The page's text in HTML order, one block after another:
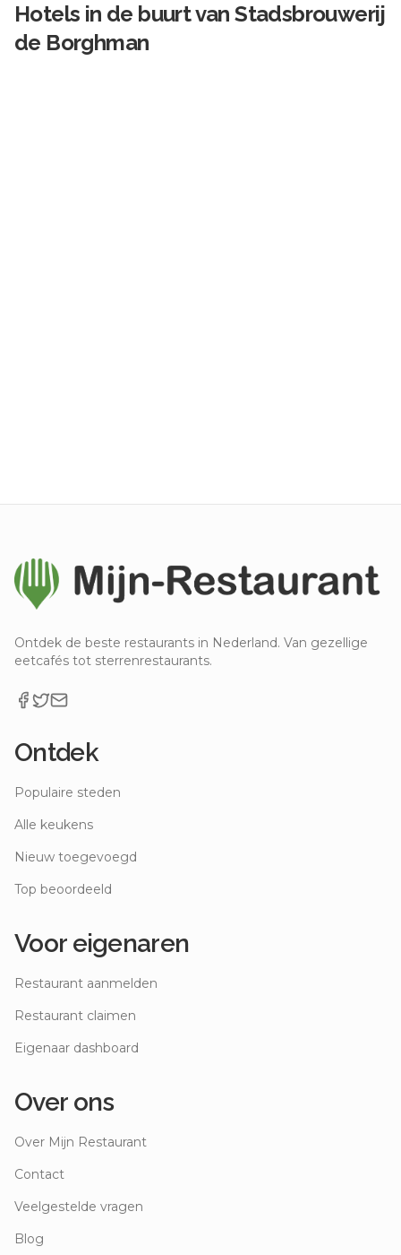
Hotels in de buurt vanStadsbrouwerij
de Borghman
Ontdek de beste restaurants in Nederland. Van gezellige
eetcafés tot sterrenrestaurants.
Ontdek
Populaire steden
Alle keukens
Nieuw toegevoegd
Top beoordeeld
Voor eigenaren
Restaurant aanmelden
Restaurant claimen
Eigenaar dashboard
Over ons
Over Mijn Restaurant
Contact
Veelgestelde vragen
Blog